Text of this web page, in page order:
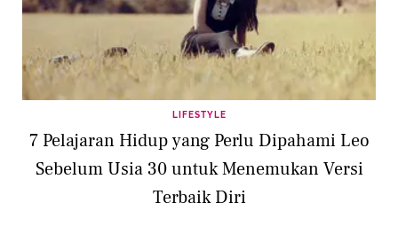
LIFESTYLE
7 Pelajaran Hidup yang Perlu Dipahami Leo
Sebelum Usia 30 untuk Menemukan Versi
Terbaik Diri